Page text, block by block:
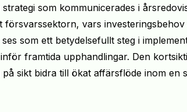
strategi som kommunicerades i
vars
som ett betydelsefullt steg i
framtida upphandlingar. Den
sikt bidra till ökat affärsflöde inom en